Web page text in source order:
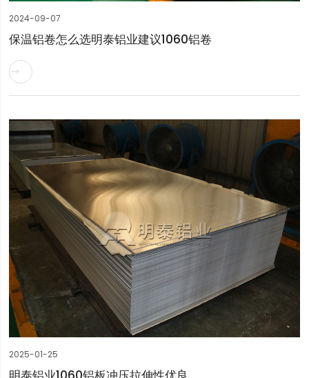
2024-09-07
保温铝卷怎么选明泰铝业建议1060铝卷

2025-01-25